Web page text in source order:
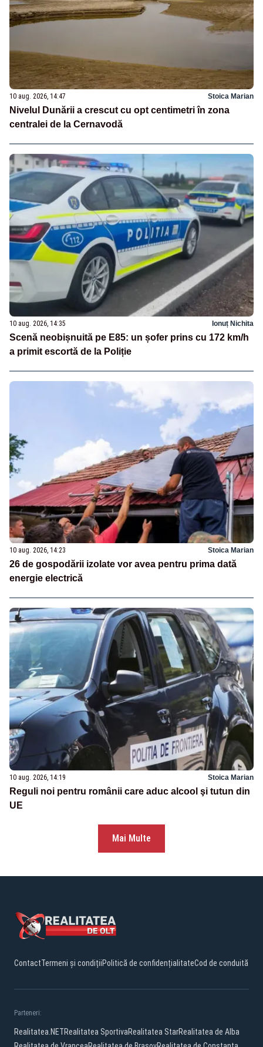
10 aug. 2026, 14:47 Stoica Marian
Nivelul Dunării a crescut cu opt centimetri în zona
centralei de la Cernavodă
10 aug. 2026, 14:35 Ionuț Nichita
Scenă neobișnuită pe E85: un șofer prins cu 172 km/h
a primit escortă de la Poliție
10 aug. 2026, 14:23 Stoica Marian
26 de gospodării izolate vor avea pentru prima dată
energie electrică
10 aug. 2026, 14:19 Stoica Marian
Reguli noi pentru românii care aduc alcool şi tutun din
UE
Mai Multe
ContactTermeni și condițiiPolitică de confidențialitateCod de conduită
Parteneri:
Realitatea.NETRealitatea SportivaRealitatea StarRealitatea de Alba